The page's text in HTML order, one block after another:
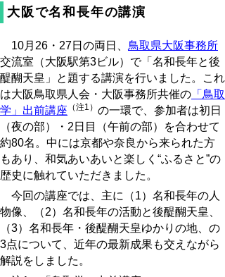
大阪で名和長年の講演
10月26・27日の両日、 鳥取県大阪事務所
交流室（大阪駅第3ビル）で「名和長年と後
醍醐天皇」と題する講演を行いました。これ
は大阪鳥取県人会・大阪事務所共催の 「鳥取
学」出前講座 （注1） の一環で、参加者は初日
（夜の部）・2日目（午前の部）を合わせて
約80名。中には京都や奈良から来られた方
もあり、和気あいあいと楽しく“ふるさと”の
歴史に触れていただきました。
今回の講座では、主に（1）名和長年の人
物像、（2）名和長年の活動と後醍醐天皇、
（3）名和長年・後醍醐天皇ゆかりの地、の
3点について、近年の最新成果も交えながら
解説をしました。